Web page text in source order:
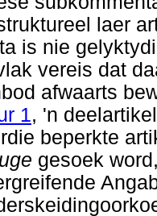
laer
is nie
vereis dat
afwaarts
1, 'n
beperkte
gesoek